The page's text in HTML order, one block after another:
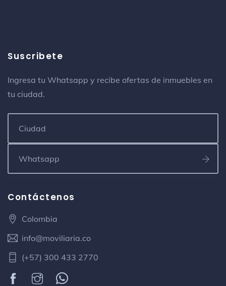
Suscribete
Ingresa tu Whatsapp y recibe ofertas de inmuebles en
tu ciudad.
Contáctenos
Colombia
info@moviliaria.co
(+57) 300 433 2770